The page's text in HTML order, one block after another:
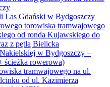
Las Gdański w Bydgoszczy
torowiska tramwajowego
od ronda Kujawskiego do
z pętlą Bielicka
w Bydgoszczy –
ścieżka rowerowa)
tramwajowego na ul.
od ul. Kazimierza